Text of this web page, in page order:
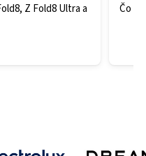
Z Fold8 Ultra a
Čo